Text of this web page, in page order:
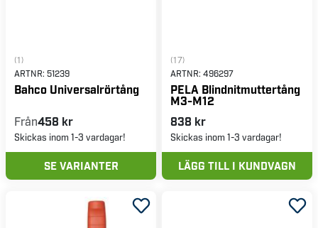
(1)
ARTNR: 51239
Bahco Universalrörtång
Från458 kr
Skickas inom 1-3 vardagar!
SE VARIANTER
(17)
ARTNR: 496297
PELA Blindnitmuttertång
M3-M12
838 kr
Skickas inom 1-3 vardagar!
LÄGG TILL I KUNDVAGN